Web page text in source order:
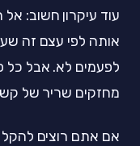
עוד עיקרון חשוב:
אותה לפי עצם זה
לפעמים לא. אבל כל
מחזקים שריר של
אם אתם רוצים להקל